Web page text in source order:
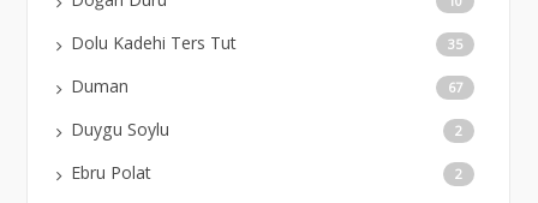
Dolu Kadehi Ters Tut 35
Duman 67
Duygu Soylu 2
Ebru Polat 2